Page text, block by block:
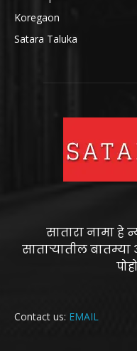
Koregaon
Satara Taluka
सातारा नामा हे
साताऱ्यातील
Contact us: EMAIL